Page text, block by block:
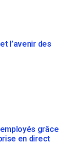
l’avenir des
grâce
en direct